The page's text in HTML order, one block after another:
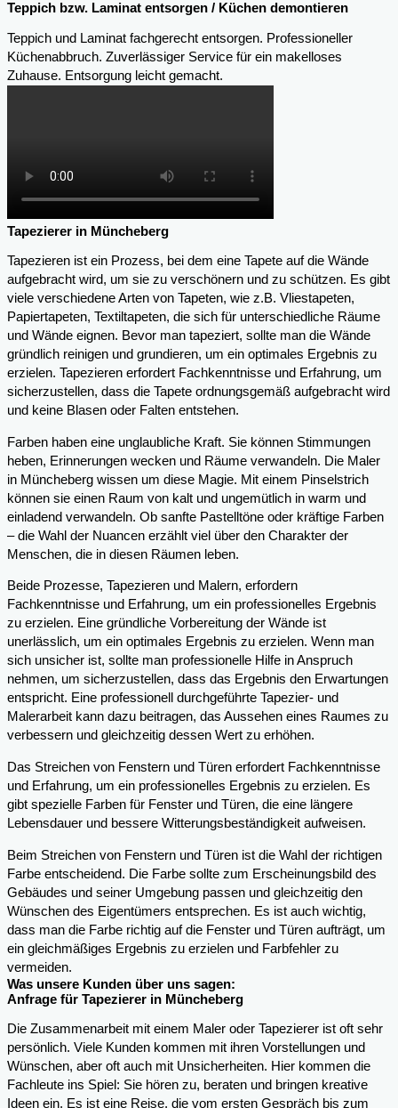
Teppich bzw. Laminat entsorgen / Küchen demontieren
Teppich und Laminat fachgerecht entsorgen. Professioneller
Küchenabbruch. Zuverlässiger Service für ein makelloses
Zuhause. Entsorgung leicht gemacht.
Tapezierer in Müncheberg
Tapezieren ist ein Prozess, bei dem eine Tapete auf die Wände
aufgebracht wird, um sie zu verschönern und zu schützen. Es gibt
viele verschiedene Arten von Tapeten, wie z.B. Vliestapeten,
Papiertapeten, Textiltapeten, die sich für unterschiedliche Räume
und Wände eignen. Bevor man tapeziert, sollte man die Wände
gründlich reinigen und grundieren, um ein optimales Ergebnis zu
erzielen. Tapezieren erfordert Fachkenntnisse und Erfahrung, um
sicherzustellen, dass die Tapete ordnungsgemäß aufgebracht wird
und keine Blasen oder Falten entstehen.
Farben haben eine unglaubliche Kraft. Sie können Stimmungen
heben, Erinnerungen wecken und Räume verwandeln. Die Maler
in Müncheberg wissen um diese Magie. Mit einem Pinselstrich
können sie einen Raum von kalt und ungemütlich in warm und
einladend verwandeln. Ob sanfte Pastelltöne oder kräftige Farben
– die Wahl der Nuancen erzählt viel über den Charakter der
Menschen, die in diesen Räumen leben.
Beide Prozesse, Tapezieren und Malern, erfordern
Fachkenntnisse und Erfahrung, um ein professionelles Ergebnis
zu erzielen. Eine gründliche Vorbereitung der Wände ist
unerlässlich, um ein optimales Ergebnis zu erzielen. Wenn man
sich unsicher ist, sollte man professionelle Hilfe in Anspruch
nehmen, um sicherzustellen, dass das Ergebnis den Erwartungen
entspricht. Eine professionell durchgeführte Tapezier- und
Malerarbeit kann dazu beitragen, das Aussehen eines Raumes zu
verbessern und gleichzeitig dessen Wert zu erhöhen.
Das Streichen von Fenstern und Türen erfordert Fachkenntnisse
und Erfahrung, um ein professionelles Ergebnis zu erzielen. Es
gibt spezielle Farben für Fenster und Türen, die eine längere
Lebensdauer und bessere Witterungsbeständigkeit aufweisen.
Beim Streichen von Fenstern und Türen ist die Wahl der richtigen
Farbe entscheidend. Die Farbe sollte zum Erscheinungsbild des
Gebäudes und seiner Umgebung passen und gleichzeitig den
Wünschen des Eigentümers entsprechen. Es ist auch wichtig,
dass man die Farbe richtig auf die Fenster und Türen aufträgt, um
ein gleichmäßiges Ergebnis zu erzielen und Farbfehler zu
vermeiden.
Was unsere Kunden über uns sagen:
Anfrage für Tapezierer in Müncheberg
Die Zusammenarbeit mit einem Maler oder Tapezierer ist oft sehr
persönlich. Viele Kunden kommen mit ihren Vorstellungen und
Wünschen, aber oft auch mit Unsicherheiten. Hier kommen die
Fachleute ins Spiel: Sie hören zu, beraten und bringen kreative
Ideen ein. Es ist eine Reise, die vom ersten Gespräch bis zum